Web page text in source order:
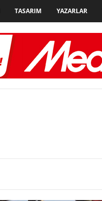
TASARIM YAZARLAR